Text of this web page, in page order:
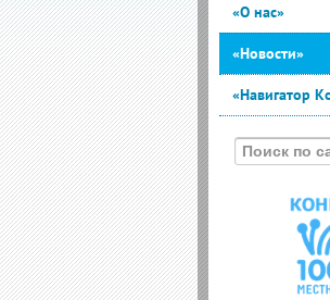
«О нас»
«Новости»
«Навигатор